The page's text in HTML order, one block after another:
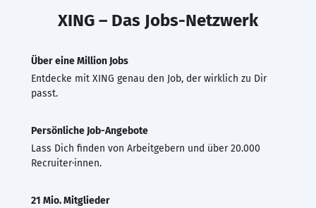
XING – Das Jobs-Netzwerk
Über eine Million Jobs
Entdecke mit XING genau den Job, der wirklich zu Dir
passt.
Persönliche Job-Angebote
Lass Dich finden von Arbeitgebern und über 20.000
Recruiter·innen.
21 Mio. Mitglieder